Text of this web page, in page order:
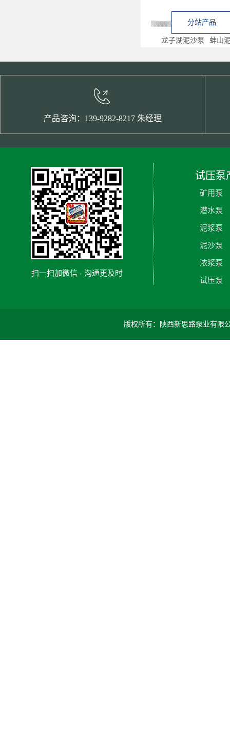
分站产品
龙子湖泥沙泵 蚌山
产品咨询：139-9282-8217 朱经理
扫一扫加微信 - 沟通更及时
试压泵
矿用泵
潜水泵
泥浆泵
泥沙泵
浓浆泵
试压泵
版权所有：陕西新思路泵业